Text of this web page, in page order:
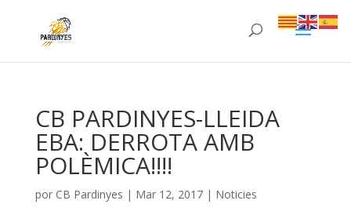
CB PARDINYES-LLEIDA
EBA: DERROTA AMB
POLÈMICA!!!!
por CB Pardinyes | Mar 12, 2017| Noticies